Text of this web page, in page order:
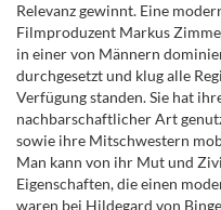
Relevanz gewinnt. Eine
Filmproduzent Markus
in einer von Männern
durchgesetzt und klug alle
Verfügung standen. Sie hat
nachbarschaftlicher Art
sowie ihre Mitschwestern
Man kann von ihr Mut und
Eigenschaften, die einen
waren bei Hildegard von